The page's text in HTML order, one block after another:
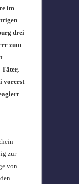
im
drei
zum
Täter,
vorerst
zur
von